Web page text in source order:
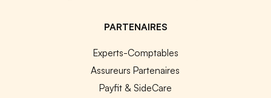
PARTENAIRES
Experts-Comptables
Assureurs Partenaires
Payfit & SideCare